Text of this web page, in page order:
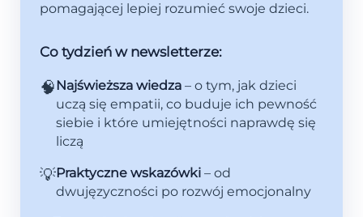
pomagającej lepiej rozumieć swoje dzieci.
Co tydzień w newsletterze:
🧠Najświeższa wiedza– o tym, jak dzieci
uczą się empatii, co buduje ich pewność
siebie i które umiejętności naprawdę się
liczą
💡Praktyczne wskazówki– od
dwujęzyczności po rozwój emocjonalny